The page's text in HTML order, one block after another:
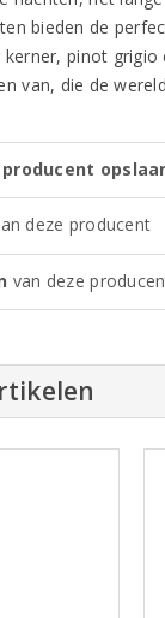
bieden de
pinot
van, die de
producent
deze producent
van deze